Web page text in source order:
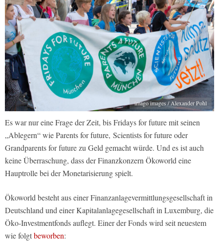
imago images / Alexander Pohl
Es war nur eine Frage der Zeit, bis Fridays for future mit seinen
„Ablegern“ wie Parents for future, Scientists for future oder
Grandparents for future zu Geld gemacht würde. Und es ist auch
keine Überraschung, dass der Finanzkonzern Ökoworld eine
Hauptrolle bei der Monetarisierung spielt.
Ökoworld besteht aus einer Finanzanlagevermittlungsgesellschaft in
Deutschland und einer Kapitalanlagegesellschaft in Luxemburg, die
Öko-Investmentfonds auflegt. Einer der Fonds wird seit neuestem
wie folgtbeworben: